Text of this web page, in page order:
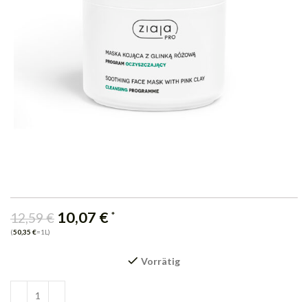
12,59€ 10,07 € *
(50,35 €=1L)
Vorrätig